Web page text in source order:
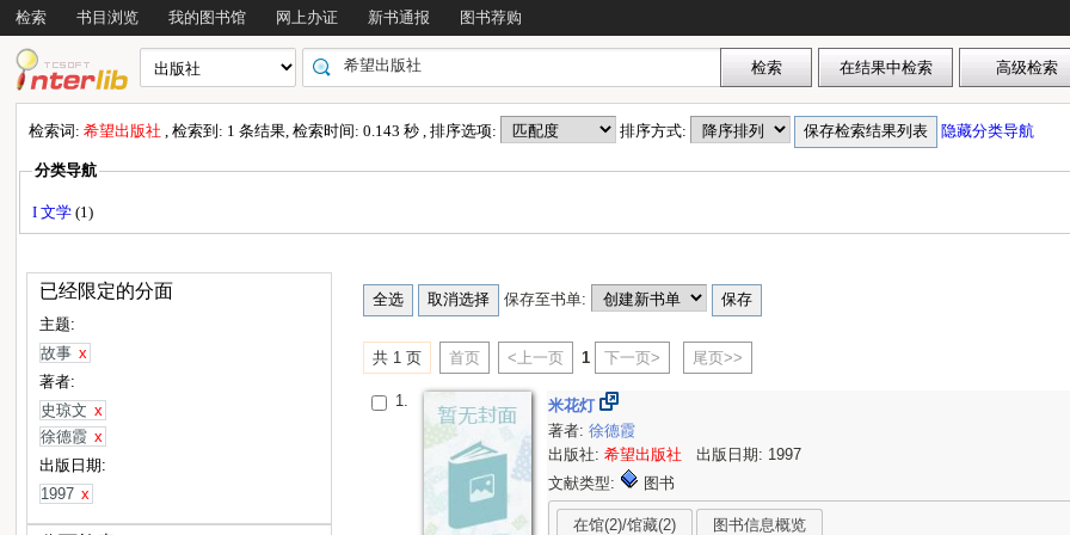
检索 书目浏览 我的图书馆 网上办证 新书通报 图书荐购
检索词:希望出版社, 检索到: 1 条结果, 检索时间: 0.143 秒 , 排序选项: 排序方式: 隐藏分类导航
分类导航
I 文学(1)
已经限定的分面
主题:
故事 x
著者:
史琼文 x
徐德霞 x
出版日期:
1997 x
保存至书单:
共 1 页 首页 <上一页 1 下一页> 尾页>>
1.
米花灯
著者:徐德霞
出版社:希望出版社 出版日期: 1997
文献类型:
图书
在馆(2)/馆藏(2) 图书信息概览